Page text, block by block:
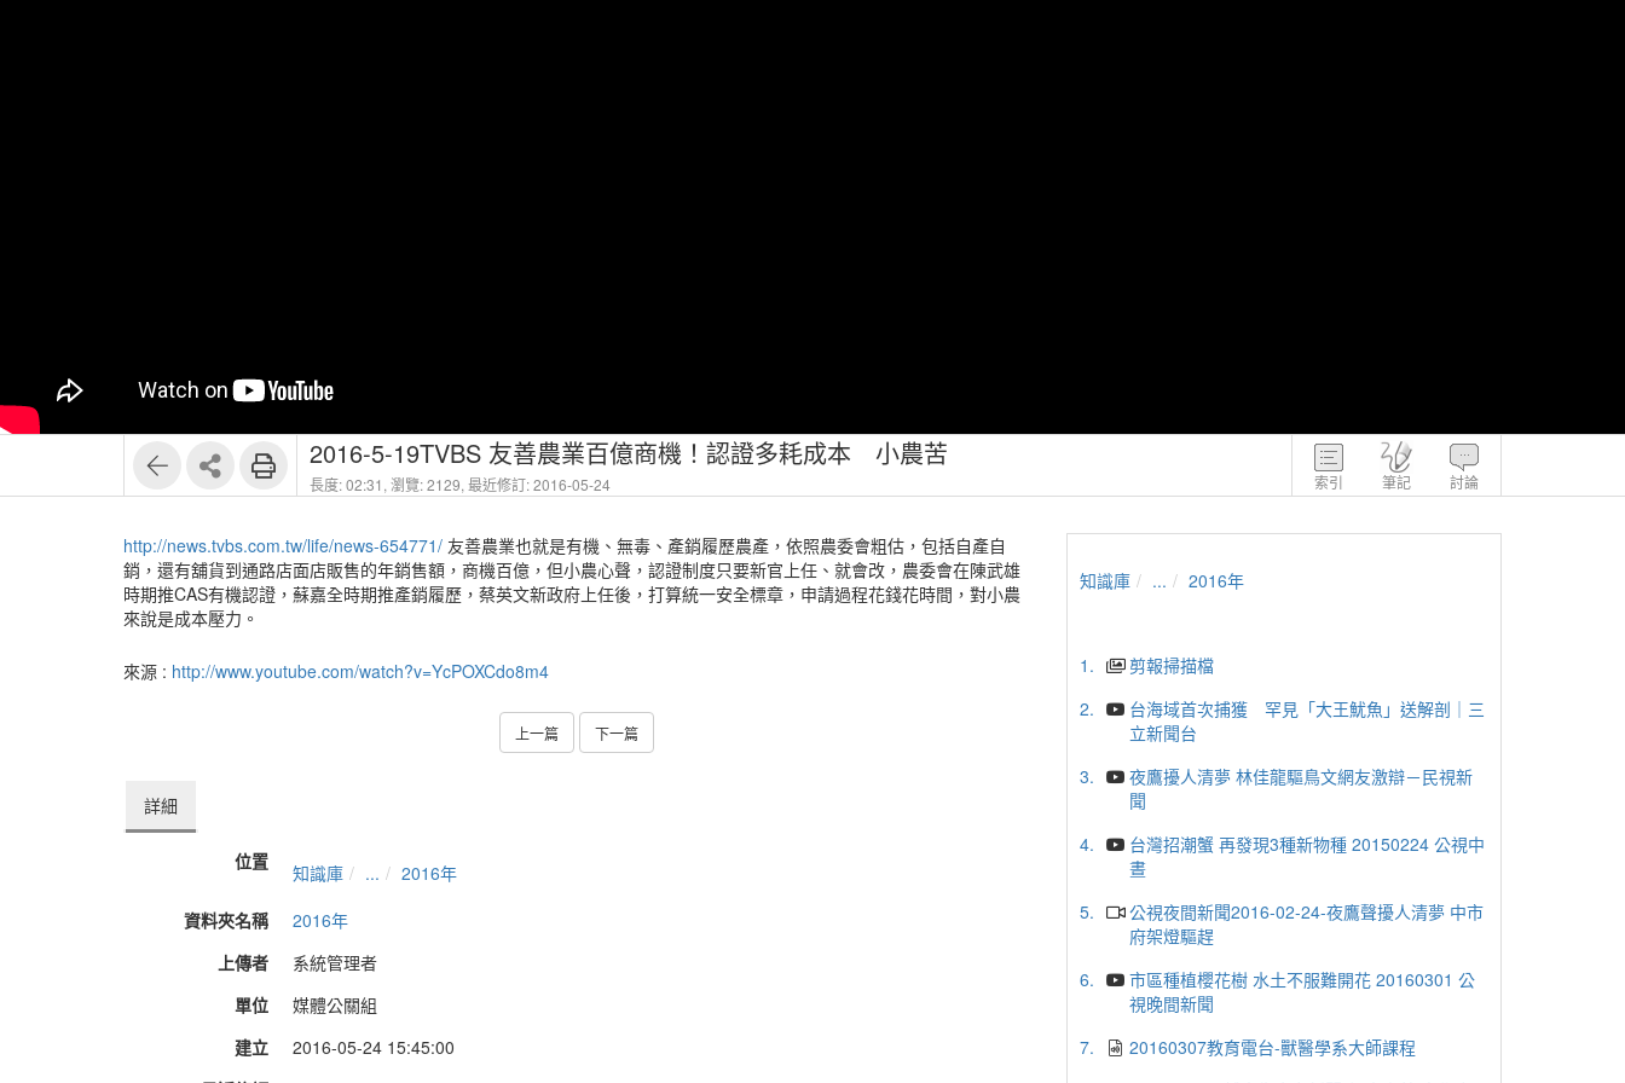
索引 筆記 討論
2016-5-19TVBS 友善農業百億商機！認證多耗成本 小農苦
長度: 02:31,瀏覽: 2129,最近修訂: 2016-05-24
http://news.tvbs.com.tw/life/news-654771/ 友善農業也就是有機、無毒、產銷履歷農產，依照農委會粗估，包括自產自
銷，還有舖貨到通路店面店販售的年銷售額，商機百億，但小農心聲，認證制度只要新官上任、就會改，農委會在陳武雄
時期推CAS有機認證，蘇嘉全時期推產銷履歷，蔡英文新政府上任後，打算統一安全標章，申請過程花錢花時間，對小農
來說是成本壓力。
來源 : http://www.youtube.com/watch?v=YcPOXCdo8m4
上一篇 下一篇
詳細
位置 知識庫 ...
2016年
資料夾名稱
2016年
上傳者
系統管理者
單位
媒體公關組
建立
2016-05-24 15:45:00
知識庫 ... 2016年
1.
剪報掃描檔
2.
台海域首次捕獲 罕見「大王魷魚」送解剖｜三
立新聞台
3.
夜鷹擾人清夢 林佳龍驅鳥文網友激辯－民視新
聞
4.
台灣招潮蟹 再發現3種新物種 20150224 公視中
晝
5.
公視夜間新聞2016-02-24-夜鷹聲擾人清夢 中市
府架燈驅趕
6.
市區種植櫻花樹 水土不服難開花 20160301 公
視晚間新聞
7.
20160307教育電台-獸醫學系大師課程